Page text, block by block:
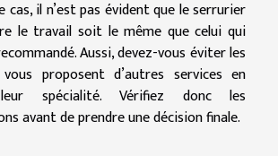
cas, il n’est pas évident que le serrurier
le travail soit le même que celui qui
Aussi, devez-vous éviter les
proposent d’autres services en
spécialité. Vérifiez donc les
avant de prendre une décision finale.